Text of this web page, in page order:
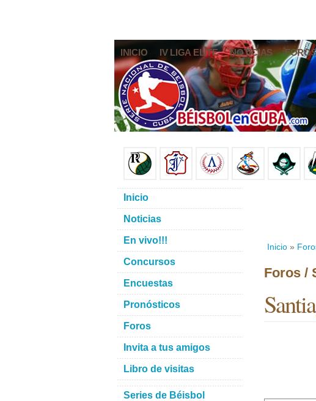
INICIO IV LIGA ELITE NOTICIAS
Inicio »
Foros /
Inicio
Noticias
En vivo!!!
Concursos
Encuestas
Pronósticos
Foros
Invita a tus amigos
Libro de visitas
Series de Béisbol